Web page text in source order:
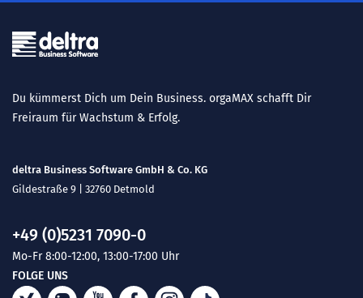
Du kümmerst Dich um Dein Business. orgaMAX schafft Dir
Freiraum für Wachstum & Erfolg.
deltra Business Software GmbH & Co. KG
Gildestraße 9 | 32760 Detmold
+49 (0)5231 7090-0
Mo-Fr 8:00-12:00, 13:00-17:00 Uhr
FOLGE UNS